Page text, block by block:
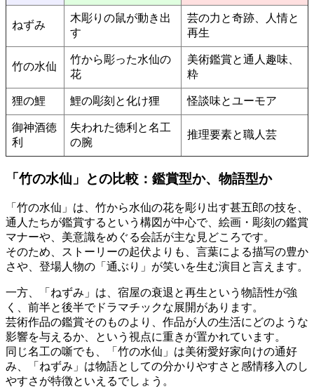
ねずみ
木彫りの鼠が動き出
す
芸の力と奇跡、人情と
再生
竹の水仙
竹から彫った水仙の
花
美術鑑賞と通人趣味、
粋
狸の鯉 鯉の彫刻と化け狸 怪談味とユーモア
御神酒徳
利
失われた徳利と名工
の腕
推理要素と職人芸
「竹の水仙」との比較：鑑賞型か、物語型か
「竹の水仙」は、竹から水仙の花を彫り出す甚五郎の技を、
通人たちが鑑賞するという構図が中心で、絵画・彫刻の鑑賞
マナーや、美意識をめぐる会話が主な見どころです。
そのため、ストーリーの起伏よりも、言葉による描写の豊か
さや、登場人物の「通ぶり」が笑いを生む演目と言えます。
一方、「ねずみ」は、宿屋の衰退と再生という物語性が強
く、前半と後半でドラマチックな展開があります。
芸術作品の鑑賞そのものより、作品が人の生活にどのような
影響を与えるか、という視点に重きが置かれています。
同じ名工の噺でも、「竹の水仙」は美術愛好家向けの通好
み、「ねずみ」は物語としての分かりやすさと感情移入のし
やすさが特徴といえるでしょう。